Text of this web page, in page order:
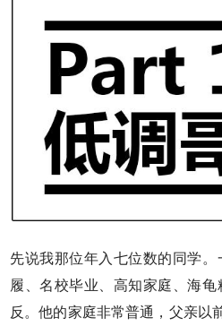
先说我那位年入七位数的同学
履、名校毕业、高知家庭、海
反。他的家庭非常普通，父亲以